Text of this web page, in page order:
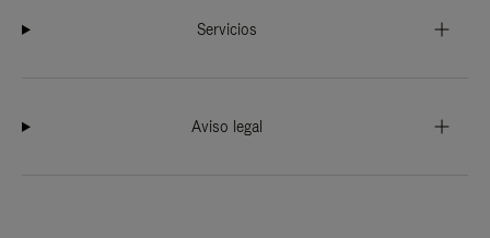
Servicios
Aviso legal